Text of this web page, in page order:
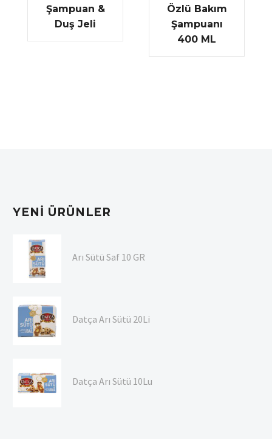
Şampuan &
Duş Jeli
Özlü Bakım
Şampuanı
400 ML
YENI ÜRÜNLER
Arı Sütü Saf 10 GR
Datça Arı Sütü 20Li
Datça Arı Sütü 10Lu